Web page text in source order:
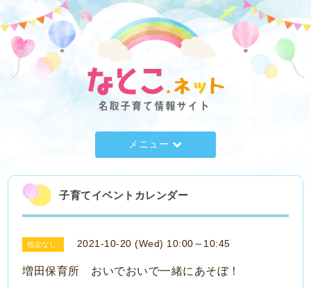
メニュー
子育てイベントカレンダー
指定なし 2021-10-20 (Wed) 10:00～10:45
増田保育所 おいでおいで一緒にあそぼ！